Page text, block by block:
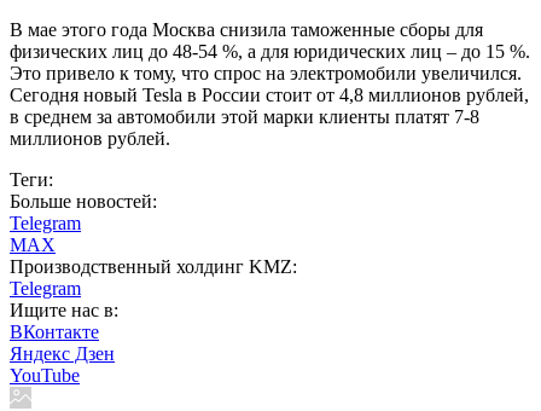
В мае этого года Москва снизила таможенные сборы для
физических лиц до 48-54 %, а для юридических лиц – до 15 %.
Это привело к тому, что спрос на электромобили увеличился.
Сегодня новый Tesla в России стоит от 4,8 миллионов рублей,
в среднем за автомобили этой марки клиенты платят 7-8
миллионов рублей.
Теги:
Больше новостей:
Telegram
MAX
Производственный холдинг KMZ:
Telegram
Ищите нас в:
ВКонтакте
Яндекс Дзен
YouTube